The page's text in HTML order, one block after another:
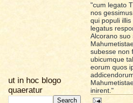
ut in hoc blogo
quaeratur
"cum legato
nos
qui populi
legatus
Alcorano suo
subesse non
ubicumque
eorum quos
inirent. "